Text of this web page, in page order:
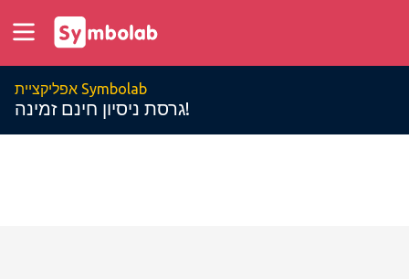
אפליקציית Symbolab
גרסת ניסיון חינם זמינה!